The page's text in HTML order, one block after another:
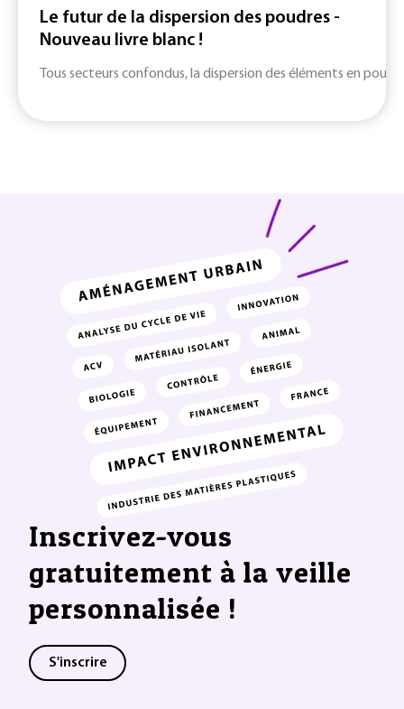
Le futur de la dispersion des poudres -
Nouveau livre blanc !
Tous secteurs confondus, la dispersion des éléments en
Inscrivez-vous
gratuitement à la veille
personnalisée !
S'inscrire